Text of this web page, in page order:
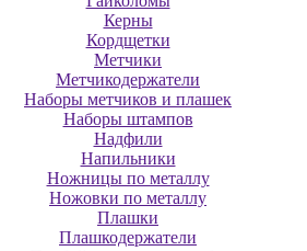
Керны
Кордщетки
Метчики
Метчикодержатели
Наборы метчиков и плашек
Наборы штампов
Надфили
Напильники
Ножницы по металлу
Ножовки по металлу
Плашки
Плашкодержатели